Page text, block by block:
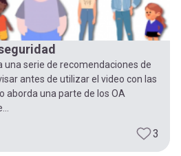
una serie de recomendaciones de
antes de utilizar el video con las
aborda una parte de los OA
3